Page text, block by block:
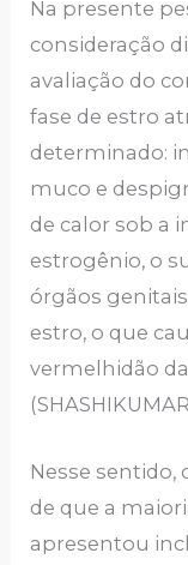
Na presente
consideração
avaliação do
fase de estro
determinado:
muco e
de calor sob a
estrogênio, o
órgãos
estro, o que
vermelhidão
Nesse sentido,
de que a
apresentou